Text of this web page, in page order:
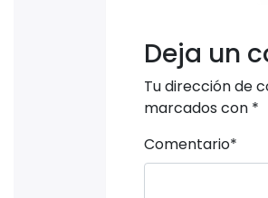
Deja un
Tu dirección de
marcados con *
Comentario*